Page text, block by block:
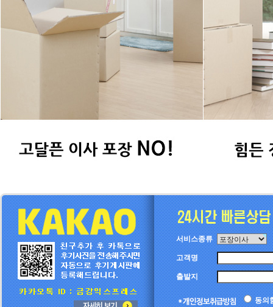
서비스종류
고객명
출발지
동의